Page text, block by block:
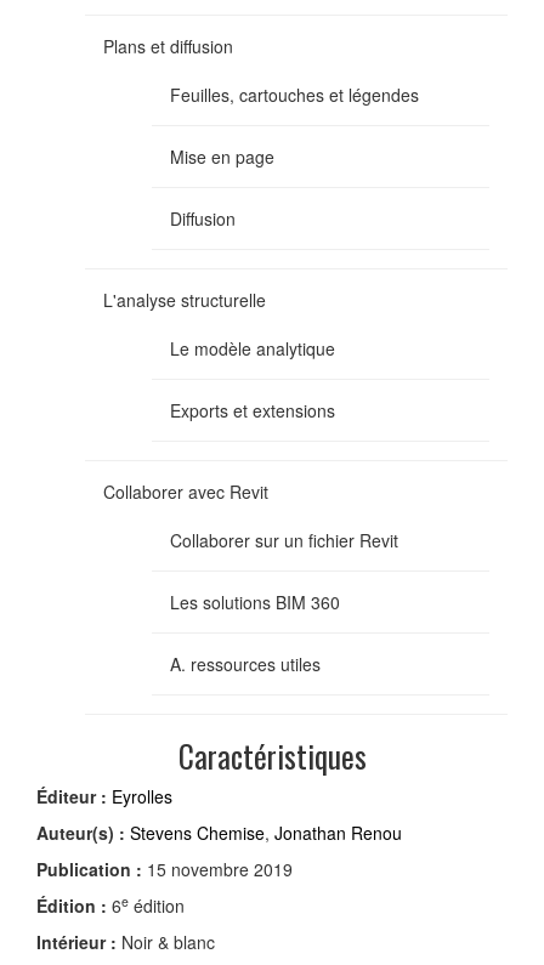
Plans et diffusion
Feuilles, cartouches et légendes
Mise en page
Diffusion
L'analyse structurelle
Le modèle analytique
Exports et extensions
Collaborer avec Revit
Collaborer sur un fichier Revit
Les solutions BIM 360
A. ressources utiles
Caractéristiques
Éditeur : Eyrolles
Auteur(s) : Stevens Chemise, Jonathan Renou
Publication : 15 novembre 2019
Édition : 6e édition
Intérieur : Noir & blanc